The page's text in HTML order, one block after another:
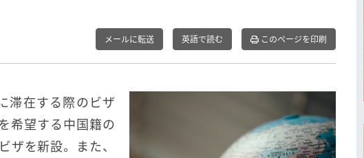
メールに転送 英語で読む このページを印刷
滞在する際のビザ
希望する中国籍の
を新設。また、